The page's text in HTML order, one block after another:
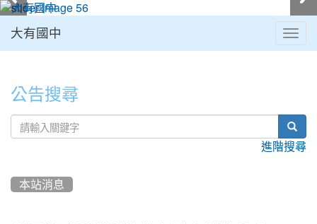
大有國中
公告搜尋
進階搜尋
本站消息